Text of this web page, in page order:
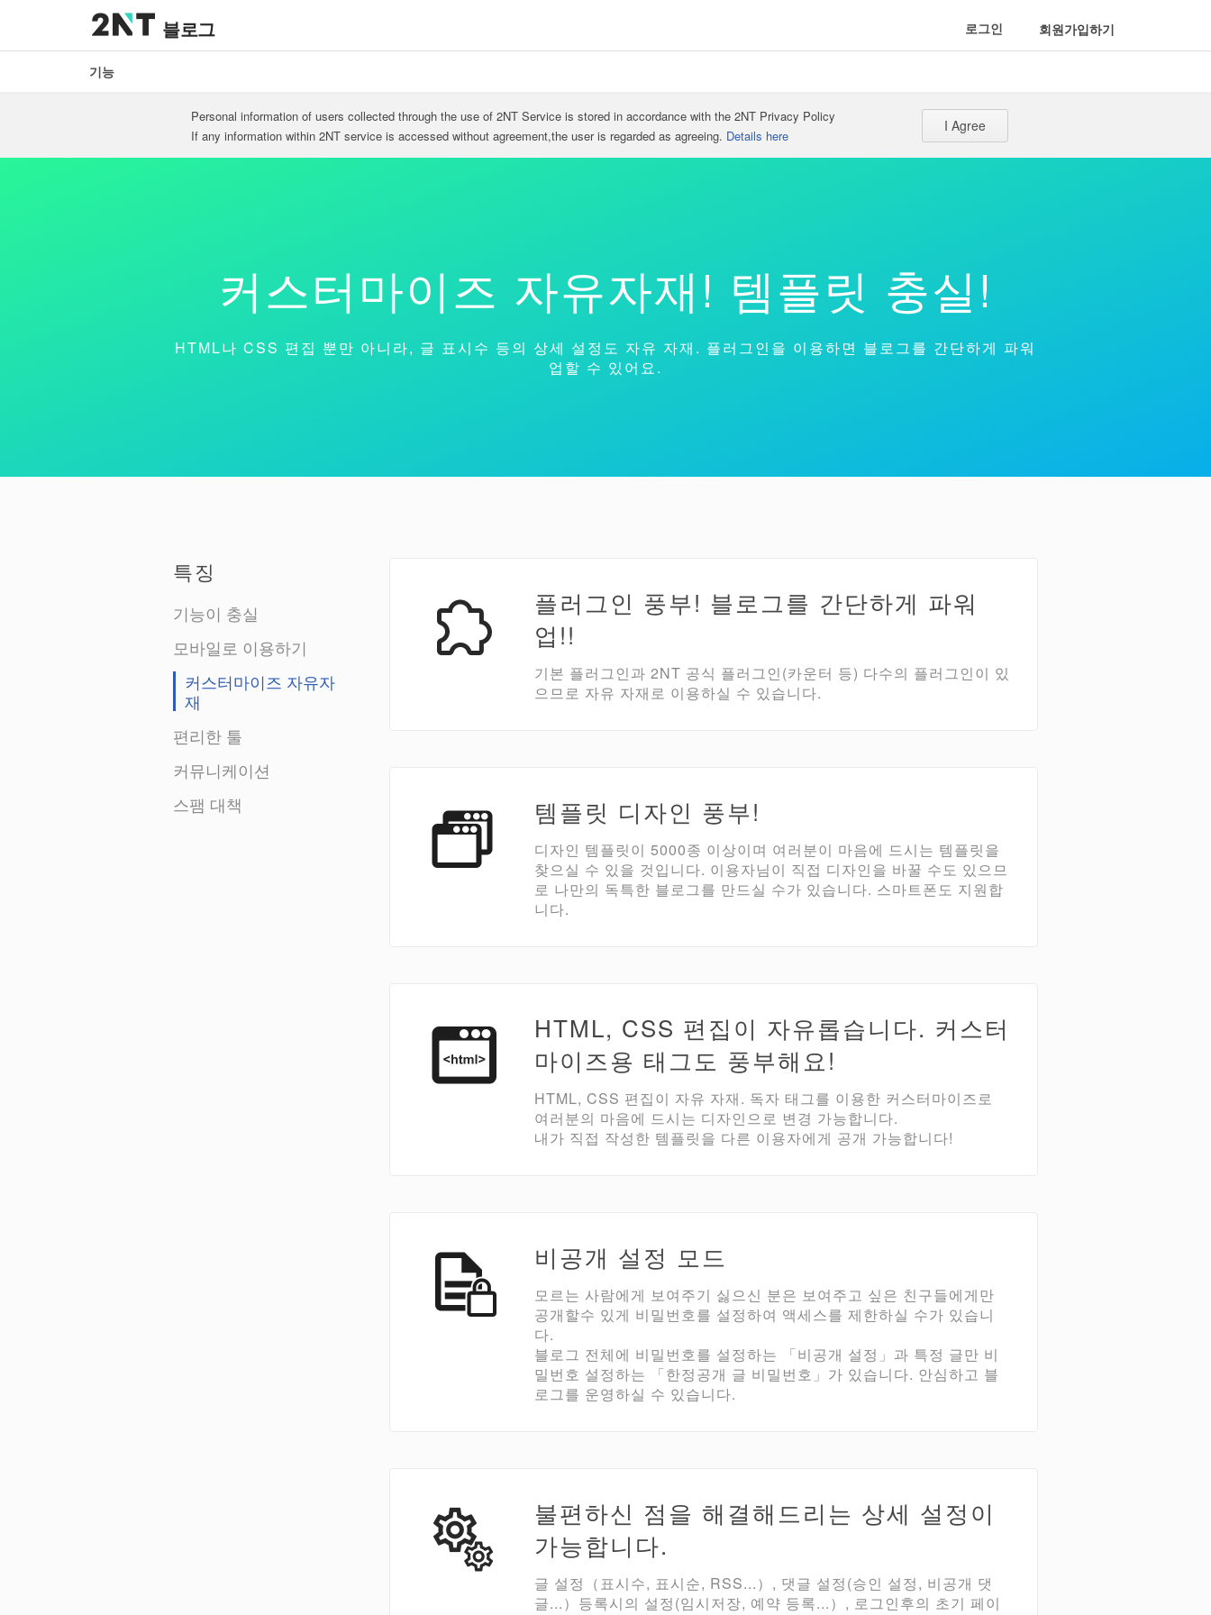
블로그 로그인 회원가입하기
기능
Personal information of users collected through the use of 2NT Service is stored in accordance with the 2NT Privacy Policy
If any information within 2NT service is accessed without agreement,the user is regarded as agreeing. Details here
I Agree
커스터마이즈 자유자재! 템플릿 충실!
HTML나 CSS 편집 뿐만 아니라, 글 표시수 등의 상세 설정도 자유 자재. 플러그인을 이용하면 블로그를 간단하게 파워
업할 수 있어요.
특징
기능이 충실
모바일로 이용하기
커스터마이즈 자유자
재
편리한 툴
커뮤니케이션
스팸 대책
플러그인 풍부! 블로그를 간단하게 파워
업!!
기본 플러그인과 2NT 공식 플러그인(카운터 등) 다수의 플러그인이 있
으므로 자유 자재로 이용하실 수 있습니다.
템플릿 디자인 풍부!
디자인 템플릿이 5000종 이상이며 여러분이 마음에 드시는 템플릿을
찾으실 수 있을 것입니다. 이용자님이 직접 디자인을 바꿀 수도 있으므
로 나만의 독특한 블로그를 만드실 수가 있습니다. 스마트폰도 지원합
니다.
HTML, CSS 편집이 자유롭습니다. 커스터
마이즈용 태그도 풍부해요!
HTML, CSS 편집이 자유 자재. 독자 태그를 이용한 커스터마이즈로
여러분의 마음에 드시는 디자인으로 변경 가능합니다.
내가 직접 작성한 템플릿을 다른 이용자에게 공개 가능합니다!
비공개 설정 모드
모르는 사람에게 보여주기 싫으신 분은 보여주고 싶은 친구들에게만
공개할수 있게 비밀번호를 설정하여 액세스를 제한하실 수가 있습니
다.
블로그 전체에 비밀번호를 설정하는 「비공개 설정」과 특정 글만 비
밀번호 설정하는 「한정공개 글 비밀번호」가 있습니다. 안심하고 블
로그를 운영하실 수 있습니다.
불편하신 점을 해결해드리는 상세 설정이
가능합니다.
글 설정（표시수, 표시순, RSS...）, 댓글 설정(승인 설정, 비공개 댓
글...）등록시의 설정(임시저장, 예약 등록...）, 로그인후의 초기 페이